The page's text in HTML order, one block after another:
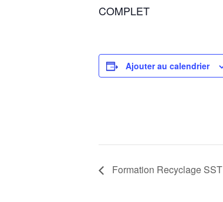
COMPLET
Ajouter au calendrier
Formation Recyclage SST